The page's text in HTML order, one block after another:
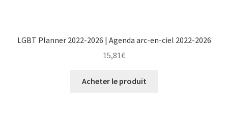
LGBT Planner 2022-2026 | Agenda arc-en-ciel 2022-2026
15,81€
Acheter le produit